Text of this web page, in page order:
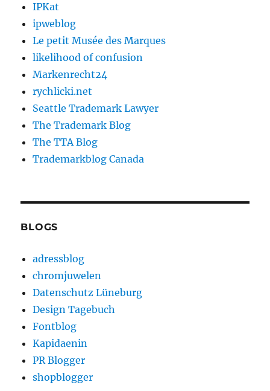
IPKat
ipweblog
Le petit Musée des Marques
likelihood of confusion
Markenrecht24
rychlicki.net
Seattle Trademark Lawyer
The Trademark Blog
The TTA Blog
Trademarkblog Canada
BLOGS
adressblog
chromjuwelen
Datenschutz Lüneburg
Design Tagebuch
Fontblog
Kapidaenin
PR Blogger
shopblogger